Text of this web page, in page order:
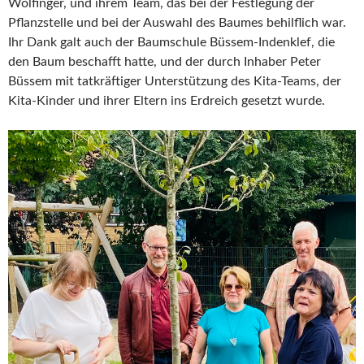
Wolfinger, und ihrem Team, das bei der Festlegung der
Pflanzstelle und bei der Auswahl des Baumes behilflich war.
Ihr Dank galt auch der Baumschule Büssem-Indenklef, die
den Baum beschafft hatte, und der durch Inhaber Peter
Büssem mit tatkräftiger Unterstützung des Kita-Teams, der
Kita-Kinder und ihrer Eltern ins Erdreich gesetzt wurde.